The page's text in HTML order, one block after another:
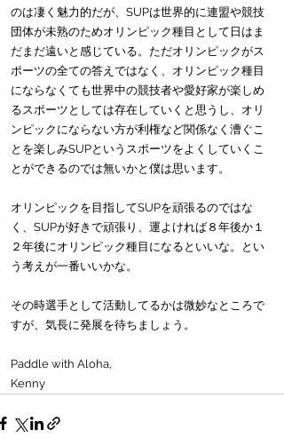
のは凄く魅力的だが、SUPは世界的に連盟や競技
団体が未熟のためオリンピック種目として日はま
だまだ遠いと感じている。ただオリンピックがス
ポーツの全ての答えではなく、オリンピック種目
にならなくても世界中の競技者や愛好家が楽しめ
るスポーツとしては存在していくと思うし、オリ
ンピックにならない方が利権など関係なく漕ぐこ
とを楽しみSUPというスポーツをよくしていくこ
とができるのでは無いかと僕は思います。
オリンピックを目指してSUPを頑張るのではな
く、SUPが好きで頑張り、運よければ８年後か１
２年後にオリンピック種目になるといいな。とい
う考えが一番いいかな。
その時選手として活動してるかは微妙なところで
すが、気長に発展を待ちましょう。
Paddle with Aloha,
Kenny